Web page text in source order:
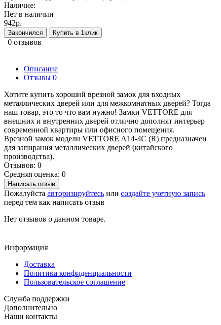
Наличие:
Нет в наличии
942р.
Закончился Купить в 1клик
0 отзывов
Описание
Отзывы 0
Хотите купить хороший врезной замок для входных
металлических дверей или для межкомнатных дверей? Тогда
наш товар, это то что вам нужно! Замки VETTORE для
внешних и внутренних дверей отлично дополнят интерьер
современной квартиры или офисного помещения.
Врезной замок модели VETTORE A14-4C (R) предназначен
для запирания металлических дверей (китайского
производства).
Отзывов: 0
Средняя оценка: 0
Написать отзыв
Пожалуйста авторизируйтесь или создайте учетную запись
перед тем как написать отзыв
Нет отзывов о данном товаре.
Информация
Доставка
Политика конфиденциальности
Пользовательское соглашение
Служба поддержки
Дополнительно
Наши контакты